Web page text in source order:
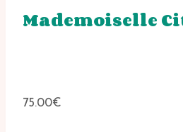
Mademoiselle
75.00€